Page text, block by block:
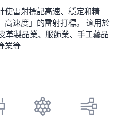
使雷射標記高速、穩定和精
高速度」的雷射打標。 適用於
革製品業、服飾業、手工藝品
業等